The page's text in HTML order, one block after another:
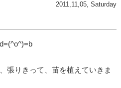
2011,11,05, Saturday
張りきって、苗を植えていきま